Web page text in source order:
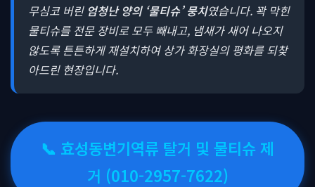
무심코 버린 엄청난 양의 ‘물티슈’ 뭉치였습니다. 꽉 막힌
물티슈를 전문 장비로 모두 빼내고, 냄새가 새어 나오지
않도록 튼튼하게 재설치하여 상가 화장실의 평화를 되찾
아드린 현장입니다.
📞 효성동변기역류 탈거 및 물티슈 제
거 (010-2957-7622)